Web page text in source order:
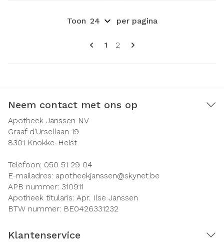
Pagina's
U lees momenteel pagina
1 Pagina
2
Toon per pagina
Neem contact met ons op
Apotheek Janssen NV
Graaf d'Ursellaan 19
8301 Knokke-Heist
Telefoon: 050 51 29 04
E-mailadres: apotheekjanssen@skynet.be
APB nummer: 310911
Apotheek titularis: Apr. Ilse Janssen
BTW nummer: BE0426331232
Klantenservice